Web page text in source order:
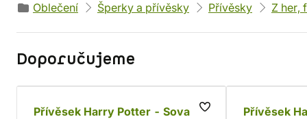
Oblečení
Šperky a přívěsky Přívěsky Z her,
Doporučujeme
Přívěsek Harry Potter - Sova Přívěsek